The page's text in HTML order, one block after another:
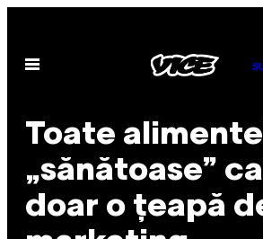
content
Open
Toate
„sănătoase”
doar o țeapă